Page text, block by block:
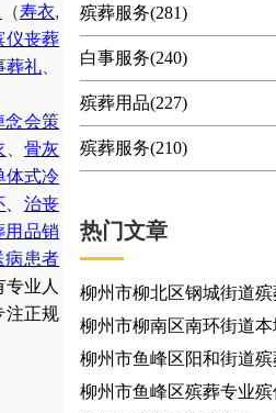
（寿衣,
仪丧葬
葬礼
念会策
骨灰
体式冷
治丧
用品销
病患者
业人
注正规
殡葬服务(281)
白事服务(240)
殡葬用品(227)
殡葬服务(210)
热门文章
柳州市柳北区钢城街道
柳州市柳南区南环街道
柳州市鱼峰区阳和街道
柳州市鱼峰区殡葬专业